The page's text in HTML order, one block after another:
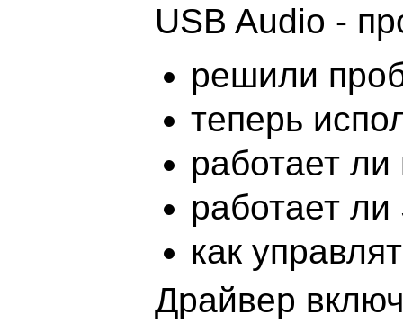
USB Audio -
решили
теперь
работает
работает
как
Драйвер